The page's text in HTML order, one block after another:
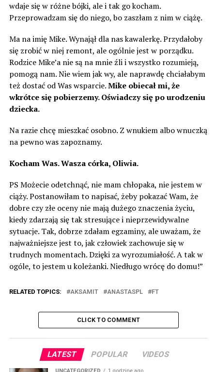
wdaje się w różne bójki, ale i tak go kocham.
Przeprowadzam się do niego, bo zaszłam z nim w ciążę.
Ma na imię Mike. Wynajął dla nas kawalerkę. Przydałoby
się zrobić w niej remont, ale ogólnie jest w porządku.
Rodzice Mike’a nie są na mnie źli i wszystko rozumieją,
pomogą nam. Nie wiem jak wy, ale naprawdę chciałabym
też dostać od Was wsparcie.Mike obiecał mi, że
wkrótce się pobierzemy. Oświadczy się po urodzeniu
dziecka.
Na razie chcę mieszkać osobno. Z wnukiem albo wnuczką
na pewno was zapoznamy.
Kocham Was. Wasza córka, Oliwia.
PS Możecie odetchnąć, nie mam chłopaka, nie jestem w
ciąży. Postanowiłam to napisać, żeby pokazać Wam, że
dobre czy złe oceny nie mają dużego znaczenia życiu,
kiedy zdarzają się tak stresujące i nieprzewidywalne
sytuacje. Tak, dobrze zdałam egzaminy, ale uważam, że
najważniejsze jest to, jak człowiek zachowuje się w
trudnych momentach. Dzięki za wyrozumiałość. A tak w
ogóle, to jestem u koleżanki. Niedługo wrócę do domu!”
RELATED TOPICS: AKSAMIT ANASTASPL FT
CLICK TO COMMENT
LATEST POPULAR VIDEOS